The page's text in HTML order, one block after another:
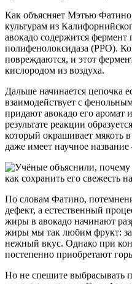
Как объясняет Мэтью
культурам из
авокадо содержится фермент
полифенолоксидаза (PPO).
повреждаются, и этот
кислородом из воздуха.
Дальше начинается цепочка
взаимодействует с
придают авокадо его аромат
результате реакции
который окрашивает мякоть
даже имеет научное
По словам Фатино,
дефект, а естественный
жиры в авокадо начинают
жиры мы так любим фрукт: за
нежный вкус. Однако при
постепенно приобретают
Но не спешите выбрасывать